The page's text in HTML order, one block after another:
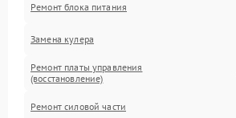
Ремонт блока питания
Замена кулера
Ремонт платы управления
(восстановление)
Ремонт силовой части